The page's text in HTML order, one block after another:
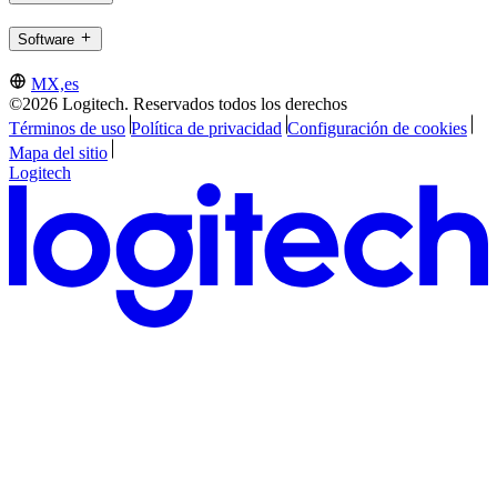
Software
MX,es
©2026 Logitech. Reservados todos los derechos
Términos de uso Política de privacidad Configuración de cookies
Mapa del sitio
Logitech